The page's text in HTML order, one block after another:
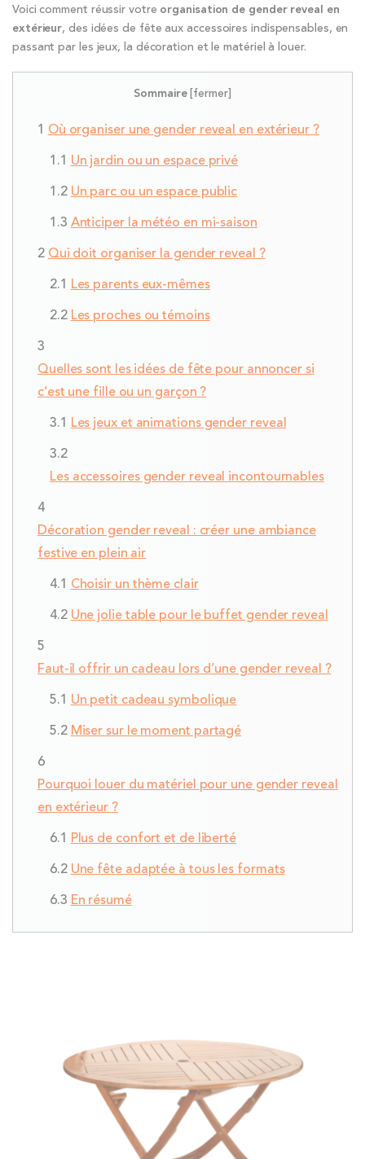
Voici comment réussir votre organisation de gender reveal en
extérieur, des idées de fête aux accessoires indispensables, en
passant par les jeux, la décoration et le matériel à louer.
Sommaire[fermer]
Où organiser une gender reveal en extérieur ?
Un jardin ou un espace privé
Un parc ou un espace public
Anticiper la météo en mi-saison
Qui doit organiser la gender reveal ?
Les parents eux-mêmes
Les proches ou témoins
Quelles sont les idées de fête pour annoncer si
c’est une fille ou un garçon ?
Les jeux et animations gender reveal
Les accessoires gender reveal incontournables
Décoration gender reveal : créer une ambiance
festive en plein air
Choisir un thème clair
Une jolie table pour le buffet gender reveal
Faut-il offrir un cadeau lors d’une gender reveal ?
Un petit cadeau symbolique
Miser sur le moment partagé
Pourquoi louer du matériel pour une gender reveal
en extérieur ?
Plus de confort et de liberté
Une fête adaptée à tous les formats
En résumé